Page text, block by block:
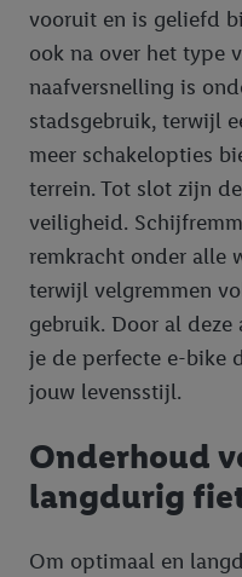
vooruit en is geliefd
ook na over het type
naafversnelling is
stadsgebruik, terwijl
meer schakelopties
terrein. Tot slot zijn
veiligheid.
remkracht onder alle
terwijl velgremmen
gebruik. Door al deze
je de perfecte e-bike
jouw levensstijl.
Onderhoud
langdurig
Om optimaal en